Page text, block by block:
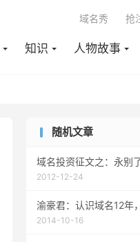
知识 人物故事
域名秀 抢
随机文章
域名投资征文之：永别
2012-12-24
渝豪君：认识域名12年
2014-10-16